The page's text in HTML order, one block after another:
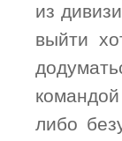
из
выйти
либо